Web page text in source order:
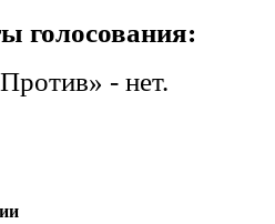
- нет.